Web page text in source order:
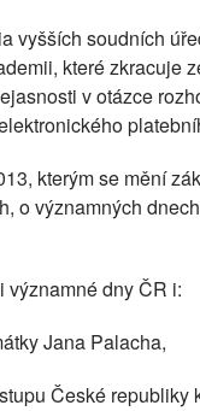
vyšších soudních
které zkracuje
v otázce
kterým se mění
o významných
významné dny ČR i:
Jana Palacha,
České republiky